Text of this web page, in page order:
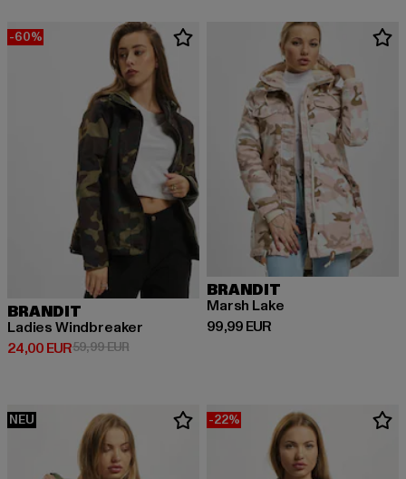
-60%
BRANDIT
Ladies Windbreaker
24,00 EUR
Derzeitiger Preis: 24,00 EUR
59,99 EURAktionspreis: 59,99 EUR
BRANDIT
Marsh Lake
99,99 EUR
Derzeitiger Preis: 99,99 EUR
NEU -22%